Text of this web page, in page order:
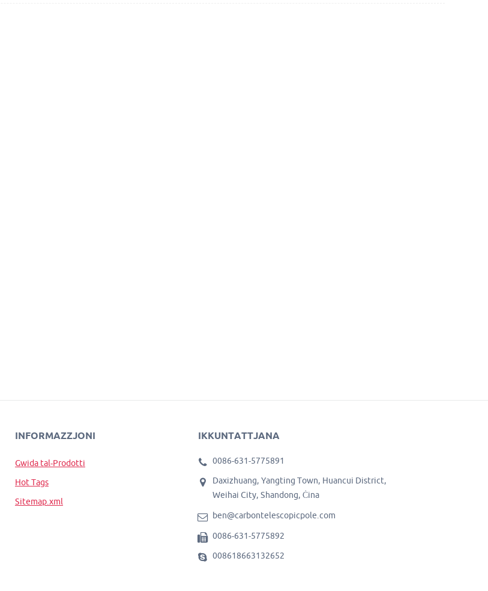
INFORMAZZJONI
Gwida tal-Prodotti
Hot Tags
Sitemap.xml
IKKUNTATTJANA
0086-631-5775891
Daxizhuang, Yangting Town, Huancui District,
Weihai City, Shandong, Ċina
ben@carbontelescopicpole.com
0086-631-5775892
008618663132652